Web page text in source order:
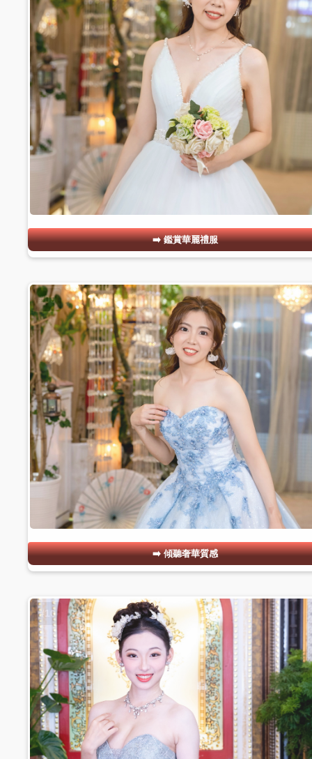
鑑賞華麗禮服
#09
傾聽奢華質感
#10